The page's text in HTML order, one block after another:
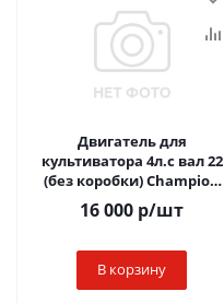
Двигатель для
культиватора 4л.с вал 22
(без коробки) Champion
4401, 5602, BK400
16 000 р/шт
В корзину